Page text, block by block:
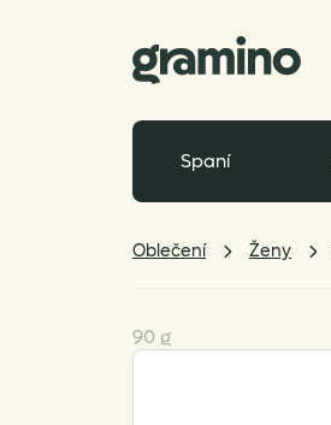
Spaní
Oblečení Ženy
90 g